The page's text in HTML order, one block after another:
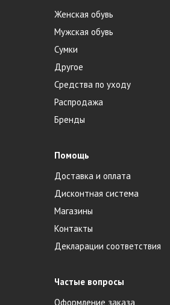
Женская обувь
Мужская обувь
Сумки
Другое
Средства по уходу
Распродажа
Бренды
Помощь
Доставка и оплата
Дисконтная система
Магазины
Контакты
Декларации соответствия
Частые вопросы
Оформление заказа